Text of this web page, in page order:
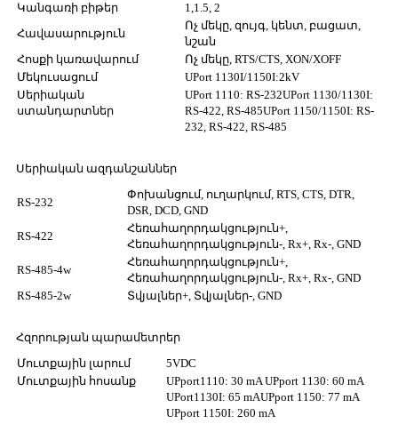
Կանգառի բիթեր
1,1.5, 2
Հավասարություն
Ոչ մեկը, զույգ, կենտ, բացատ,
նշան
Հոսքի կառավարում
Ոչ մեկը, RTS/CTS, XON/XOFF
Մեկուսացում
UPort 1130I/1150I:2kV
Սերիական
ստանդարտներ
UPort 1110: RS-232UPort 1130/1130I:
RS-422, RS-485UPort 1150/1150I: RS-
232, RS-422, RS-485
Սերիական ազդանշաններ
RS-232
Փոխանցում, ուղարկում, RTS, CTS, DTR,
DSR, DCD, GND
RS-422
Հեռահաղորդակցություն+,
Հեռահաղորդակցություն-, Rx+, Rx-, GND
RS-485-4w
Հեռահաղորդակցություն+,
Հեռահաղորդակցություն-, Rx+, Rx-, GND
RS-485-2w
Տվյալներ+, Տվյալներ-, GND
Հզորության պարամետրեր
Մուտքային լարում
5VDC
Մուտքային հոսանք
UPport1110: 30 mA UPport 1130: 60 mA
UPort1130I: 65 mAUPport 1150: 77 mA
UPport 1150I: 260 mA